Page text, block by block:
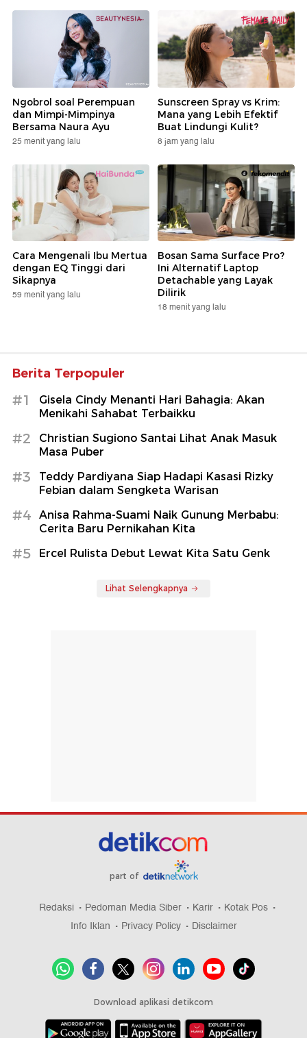
Ngobrol soal Perempuan
dan Mimpi-Mimpinya
Bersama Naura Ayu
25 menit yang lalu
Sunscreen Spray vs Krim:
Mana yang Lebih Efektif
Buat Lindungi Kulit?
8 jam yang lalu
Cara Mengenali Ibu Mertua
dengan EQ Tinggi dari
Sikapnya
59 menit yang lalu
Bosan Sama Surface Pro?
Ini Alternatif Laptop
Detachable yang Layak
Dilirik
18 menit yang lalu
Berita Terpopuler
#1
Gisela Cindy Menanti Hari Bahagia: Akan
Menikahi Sahabat Terbaikku
#2
Christian Sugiono Santai Lihat Anak Masuk
Masa Puber
#3
Teddy Pardiyana Siap Hadapi Kasasi Rizky
Febian dalam Sengketa Warisan
#4
Anisa Rahma-Suami Naik Gunung Merbabu:
Cerita Baru Pernikahan Kita
#5 Ercel Rulista Debut Lewat Kita Satu Genk
Lihat Selengkapnya
part of
Redaksi Pedoman Media Siber Karir
Kotak Pos
Info Iklan
Privacy Policy Disclaimer
Download aplikasi detikcom